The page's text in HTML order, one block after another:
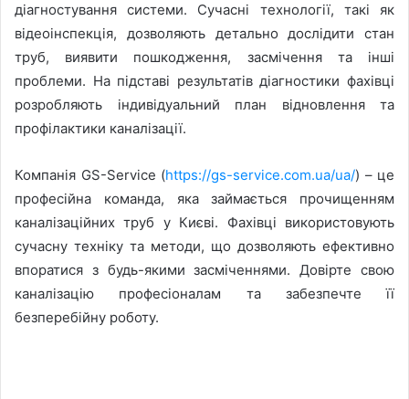
діагностування системи. Сучасні технології, такі як
відеоінспекція, дозволяють детально дослідити стан
труб, виявити пошкодження, засмічення та інші
проблеми. На підставі результатів діагностики фахівці
розробляють індивідуальний план відновлення та
профілактики каналізації.
Компанія GS-Service (https://gs-service.com.ua/ua/) – це
професійна команда, яка займається прочищенням
каналізаційних труб у Києві. Фахівці використовують
сучасну техніку та методи, що дозволяють ефективно
впоратися з будь-якими засміченнями. Довірте свою
каналізацію професіоналам та забезпечте її
безперебійну роботу.